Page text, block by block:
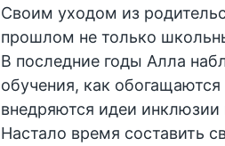
Своим уходом из
прошлом не только
В последние годы Алла
обучения, как
внедряются идеи
Настало время составить